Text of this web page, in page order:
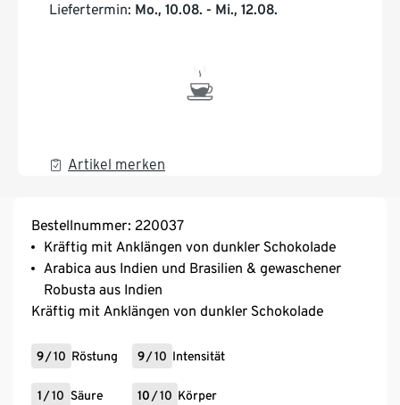
Liefertermin: Mo., 10.08. - Mi., 12.08.
Artikel merken
Bestellnummer: 220037
Kräftig mit Anklängen von dunkler Schokolade
Arabica aus Indien und Brasilien & gewaschener
Robusta aus Indien
Kräftig mit Anklängen von dunkler Schokolade
9/10 Röstung 9/10 Intensität
1/10 Säure 10/10 Körper